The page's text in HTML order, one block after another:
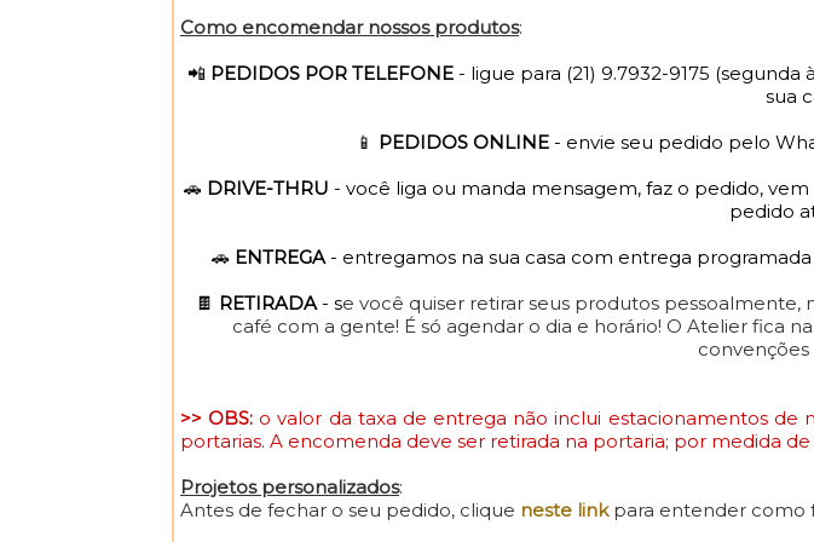
Como encomendar nossos produtos:⠀
📲 PEDIDOS POR TELEFONE - ligue para (21) 9.7932-9175
sua
📱 PEDIDOS ONLINE - envie seu pedido pelo
🚗 DRIVE-THRU - você liga ou manda mensagem, faz o pedido,
pedido
🚗 ENTREGA- entregamos na sua casa com entrega
🍫 RETIRADA - se você quiser retirar seus produtos
café com a gente! É só agendar o dia e horário! O Atelier fica
>> OBS: o valor da taxa de entrega não inclui estacionamentos
portarias. A encomenda deve ser retirada na portaria; por medida
Projetos personalizados:
Antes de fechar o seu pedido, clique neste linkpara entender como